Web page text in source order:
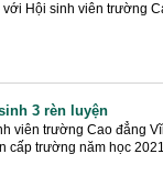
Hội sinh viên trường
3 rèn luyện
viên trường Cao đẳng
cấp trường năm học